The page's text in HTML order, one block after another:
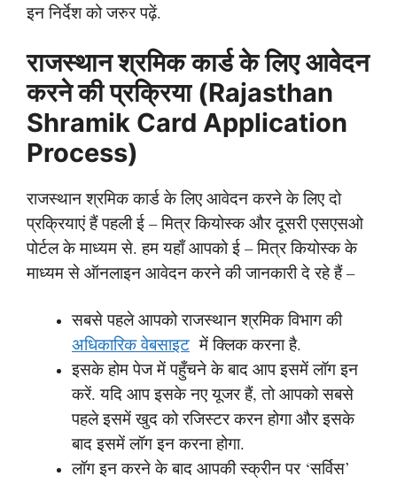
इन निर्देश को जरुर पढ़ें.
राजस्थान श्रमिक कार्ड के लिए आवेदन
करने की प्रक्रिया (Rajasthan
Shramik Card Application
Process)
राजस्थान श्रमिक कार्ड के लिए आवेदन करने के लिए दो
प्रक्रियाएं हैं पहली ई – मित्र कियोस्क और दूसरी एसएसओ
पोर्टल के माध्यम से. हम यहाँ आपको ई – मित्र कियोस्क के
माध्यम से ऑनलाइन आवेदन करने की जानकारी दे रहे हैं –
सबसे पहले आपको राजस्थान श्रमिक विभाग की
अधिकारिक वेबसाइट में क्लिक करना है.
इसके होम पेज में पहुँचने के बाद आप इसमें लॉग इन
करें. यदि आप इसके नए यूजर हैं, तो आपको सबसे
पहले इसमें खुद को रजिस्टर करन होगा और इसके
बाद इसमें लॉग इन करना होगा.
लॉग इन करने के बाद आपकी स्क्रीन पर ‘सर्विस’